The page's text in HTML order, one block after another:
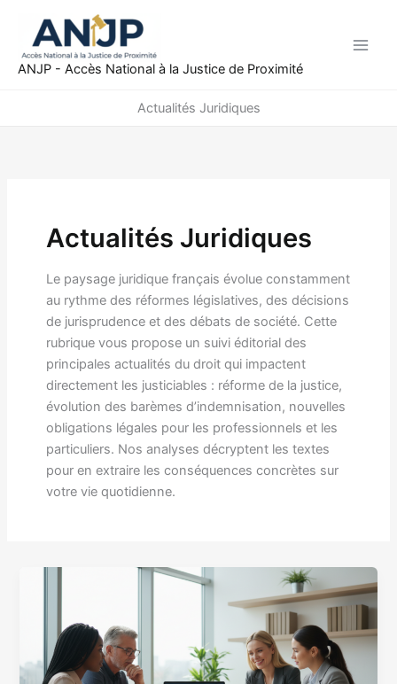
contenu
ANJP - Accès National à la Justice de Proximité
Actualités Juridiques
Actualités Juridiques
Le paysage juridique français évolue constamment
au rythme des réformes législatives, des décisions
de jurisprudence et des débats de société. Cette
rubrique vous propose un suivi éditorial des
principales actualités du droit qui impactent
directement les justiciables : réforme de la justice,
évolution des barèmes d’indemnisation, nouvelles
obligations légales pour les professionnels et les
particuliers. Nos analyses décryptent les textes
pour en extraire les conséquences concrètes sur
votre vie quotidienne.